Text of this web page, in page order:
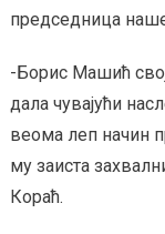
председница
-Борис Машић
дала чувајући
веома леп начин
му заиста
Кораћ.